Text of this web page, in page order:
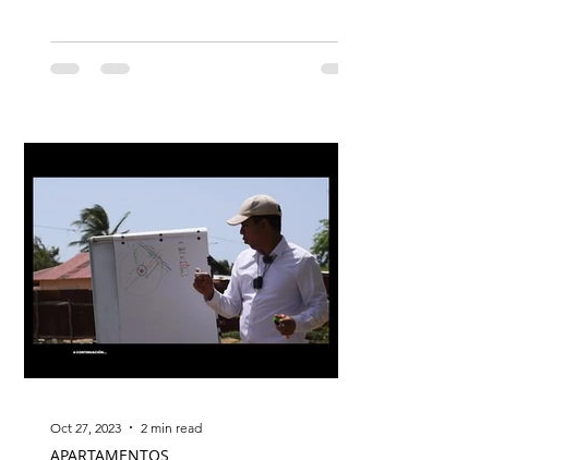
APARTAMENTOS
Oct 27, 2023 2 min read